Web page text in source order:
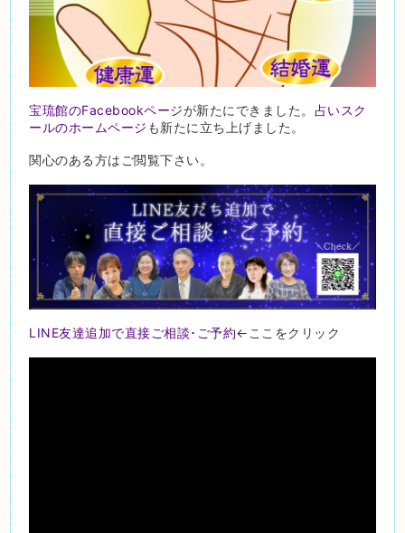
宝琉館のFacebookページが新たにできました。 占いスク
ールのホームページ も新たに立ち上げました。
関心のある方はご閲覧下さい。
LINE友達追加で直接ご相談･ご予約←ここをクリック